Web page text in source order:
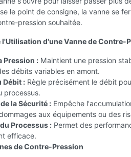
le point de consigne, la vanne se
pression souhaitée.
l'Utilisation d'une Vanne de Contre-
Pression : Maintient une pression
débits variables en amont.
Débit : Règle précisément le débit
processus.
la Sécurité : Empêche
aux équipements ou des
Processus : Permet des
efficace.
de Contre-Pression